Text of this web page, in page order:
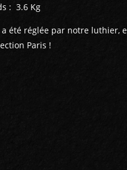
: 3.6 Kg
a été réglée par notre luthier,
Paris !